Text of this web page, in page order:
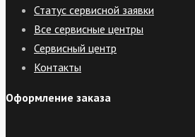
Статус сервисной заявки
Все сервисные центры
Сервисный центр
Контакты
Оформление заказа